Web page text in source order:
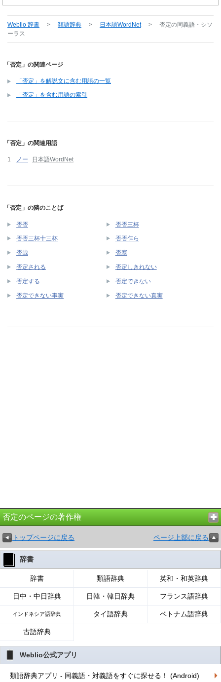
Weblio 辞書 > 類語辞典 > 日本語WordNet > 否定の同義語・シソ
ーラス
「否定」の関連ページ
「否定」を解説文に含む用語の一覧
「否定」を含む用語の索引
「否定」の関連用語
ノー 日本語WordNet
「否定」の隣のことば
否否 否否三杯
否否三杯十三杯 否否乍ら
否哉 否塞
否定される 否定しきれない
否定する 否定できない
否定できない事実 否定できない真実
否定のページの著作権
トップページに戻る ページ上部に戻る
辞書
辞書 類語辞典 英和・和英辞典
日中・中日辞典 日韓・韓日辞典 フランス語辞典
インドネシア語辞典 タイ語辞典 ベトナム語辞典
古語辞典
Weblio公式アプリ
類語辞典アプリ - 同義語・対義語をすぐに探せる！ (Android)